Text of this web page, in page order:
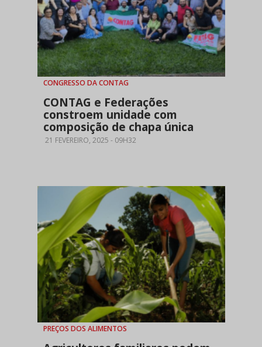
CONGRESSO DA CONTAG
CONTAG e Federações
constroem unidade com
composição de chapa única
21 FEVEREIRO, 2025 - 09H32
PREÇOS DOS ALIMENTOS